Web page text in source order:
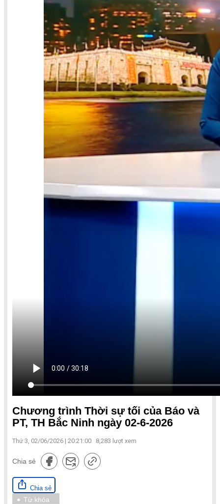
Chương trình Thời sự tối của Báo và
PT, TH Bắc Ninh ngày 02-6-2026
Thứ 3, 02/06/2026 | 20:21:00 8,283 lượt xem
Chia sẻ
Chia sẻ
Từ khóa